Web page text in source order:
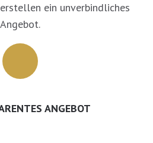
ein unverbindliches
Angebot.
ANGEBOT